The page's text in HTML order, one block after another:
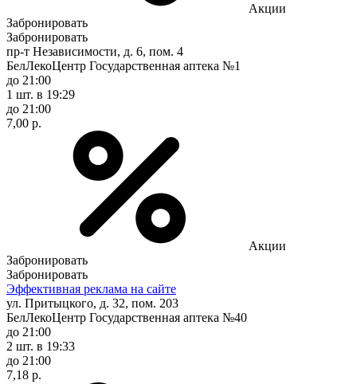
Акции
Забронировать
Забронировать
пр-т Независимости, д. 6, пом. 4
БелЛекоЦентр Государственная аптека №1
до 21:00
1 шт. в 19:29
до 21:00
7,00 р.
Акции
Забронировать
Забронировать
Эффективная реклама на сайте
ул. Притыцкого, д. 32, пом. 203
БелЛекоЦентр Государственная аптека №40
до 21:00
2 шт. в 19:33
до 21:00
7,18 р.